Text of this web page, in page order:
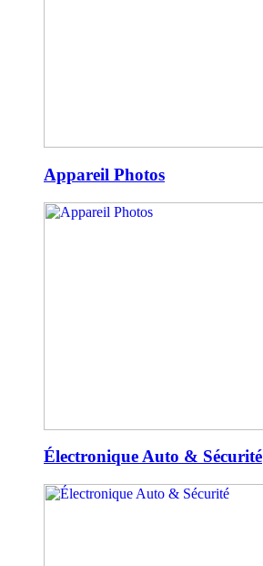
Appareil Photos
Électronique Auto & Sécurité